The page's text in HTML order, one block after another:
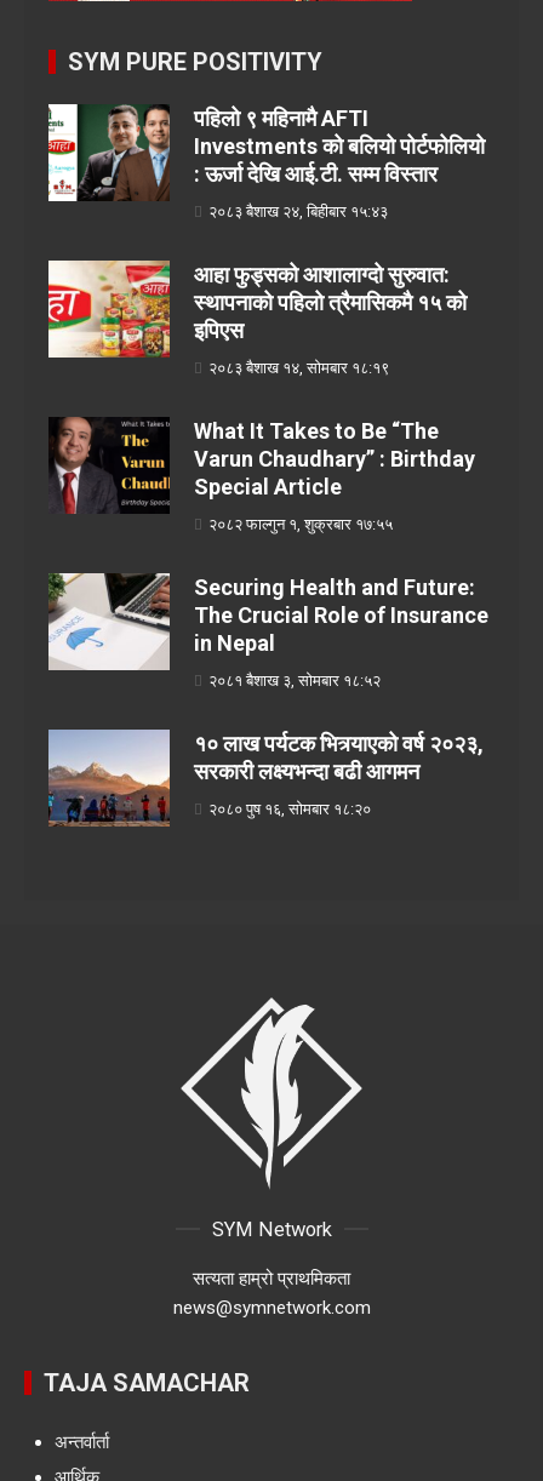
SYM PURE POSITIVITY
पहिलो ९ महिनामै AFTI
Investments को बलियो पोर्टफोलियो
: ऊर्जा देखि आई.टी. सम्म विस्तार
२०८३ बैशाख २४, बिहीबार १५:४३
आहा फुड्सको आशालाग्दो सुरुवात:
स्थापनाको पहिलो त्रैमासिकमै १५ को
इपिएस
२०८३ बैशाख १४, सोमबार १८:१९
What It Takes to Be “The
Varun Chaudhary” : Birthday
Special Article
२०८२ फाल्गुन १, शुक्रबार १७:५५
Securing Health and Future:
The Crucial Role of Insurance
in Nepal
२०८१ बैशाख ३, सोमबार १८:५२
१० लाख पर्यटक भित्र्याएको वर्ष २०२३,
सरकारी लक्ष्यभन्दा बढी आगमन
२०८० पुष १६, सोमबार १८:२०
SYM Network
सत्यता हाम्रो प्राथमिकता
news@symnetwork.com
TAJA SAMACHAR
अन्तर्वार्ता